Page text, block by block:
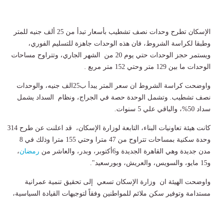
الإسكان تطرح وحدات نصف تشطيب بأسعار تبدأ من 25 ألف جنيه للمتر
وطبقا لكراسة الشروط، فان هذه الوحدات جاهزة للتسليم الفوري،
ويستمر حجز الوحدات حتي يوم 20 من الشهر الجاري، وتتراوح مساحات
الوحدات ما بين 129 متر وحتي 152 متر مربع .
واوضحت كراسة الشروط ان سعر المتر يبدأ ب25الف جنيه، والوحدات
نصف تشطيب. وتشمل الوحدة حصة في الجراج، ونظام السداد يشمل
سداد 50%، والباقي علي 5 سنوات.
كانت هيئة تعاونيات البناء، التابعة لوزارة الإسكان، قد اعلنت عن طرح 314
وحدة سكنية بمساحات تتراوح من 47 مترا وحتي 155 مترا وذلك في 8
مدن جديدة وهي القاهرة الجديدة و6أكتوبر، وبدر، والعاشر من
رمضان،
و15 مايو، والسويس، والعريش، وبورسعيد".
واوضحت الهيئة ان وزارة الإسكان تسعي إلى تحقيق تنمية عمرانية
مستدامة وتوفير سكن ملائم للمواطنين وفقاً لتوجيهات القيادة السياسية،